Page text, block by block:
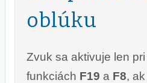
oblúku
Zvuk sa aktivuje len
funkciách F19 a F8,